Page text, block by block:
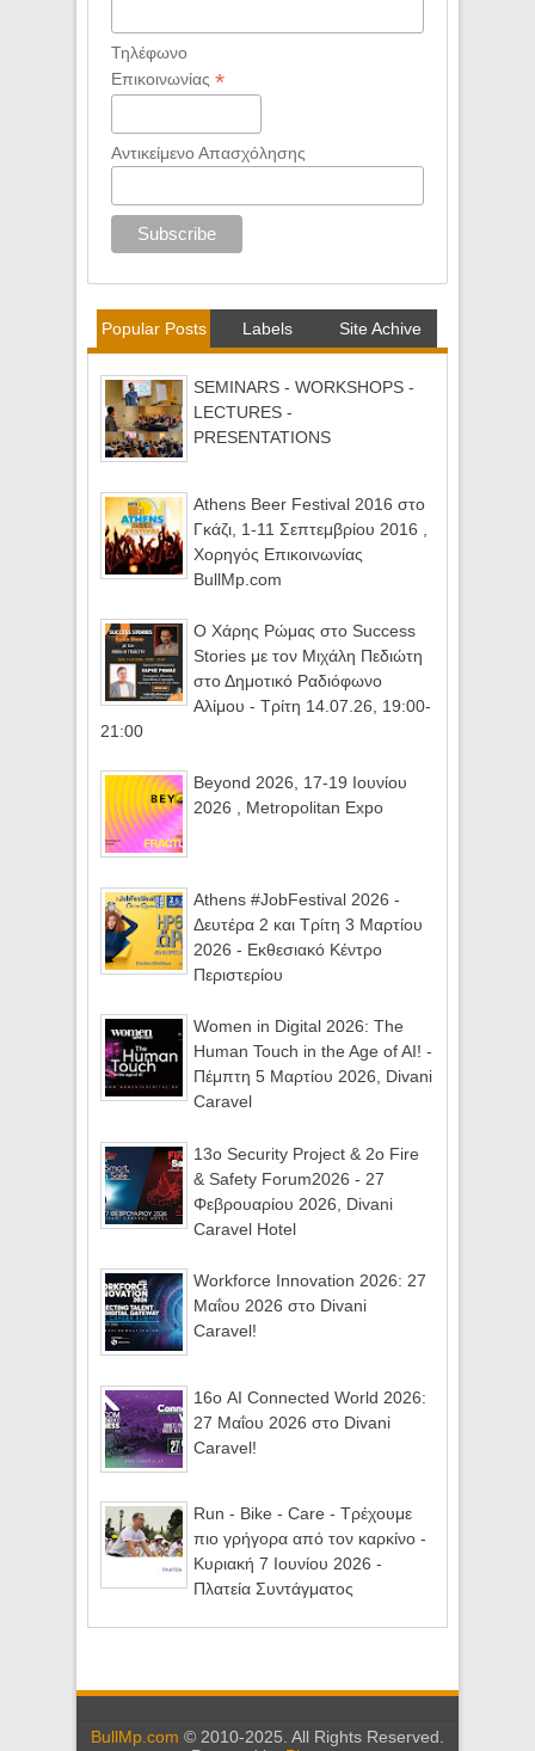
Τηλέφωνο
Επικοινωνίας *
Αντικείμενο Απασχόλησης
Popular Posts Labels Site Achive
SEMINARS - WORKSHOPS -
LECTURES -
PRESENTATIONS
Athens Beer Festival 2016 στο
Γκάζι, 1-11 Σεπτεμβρίου 2016 ,
Χορηγός Επικοινωνίας
BullMp.com
Ο Χάρης Ρώμας στο Success
Stories με τον Μιχάλη Πεδιώτη
στο Δημοτικό Ραδιόφωνο
Αλίμου - Τρίτη 14.07.26, 19:00-
21:00
Beyond 2026, 17-19 Ιουνίου
2026 , Metropolitan Expo
Athens #JobFestival 2026 -
Δευτέρα 2 και Τρίτη 3 Μαρτίου
2026 - Εκθεσιακό Κέντρο
Περιστερίου
Women in Digital 2026: The
Human Touch in the Age of AI! -
Πέμπτη 5 Μαρτίου 2026, Divani
Caravel
13ο Security Project & 2ο Fire
& Safety Forum2026 - 27
Φεβρουαρίου 2026, Divani
Caravel Hotel
Workforce Innovation 2026: 27
Μαΐου 2026 στο Divani
Caravel!
16ο AI Connected World 2026:
27 Μαΐου 2026 στο Divani
Caravel!
Run - Bike - Care - Τρέχουμε
πιο γρήγορα από τον καρκίνο -
Κυριακή 7 Ιουνίου 2026 -
Πλατεία Συντάγματος
BullMp.com © 2010-2025. All Rights Reserved.